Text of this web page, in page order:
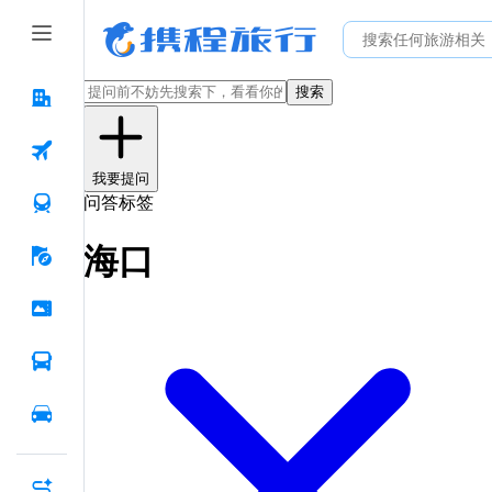
搜索
我要提问
问答标签
海口